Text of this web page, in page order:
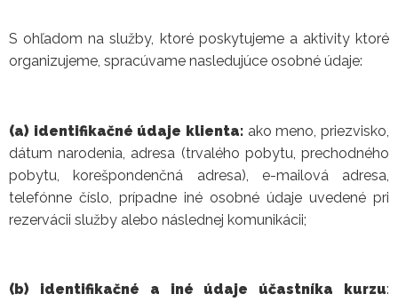
S ohľadom na služby, ktoré poskytujeme a aktivity ktoré
organizujeme, spracúvame nasledujúce osobné údaje:
(a) identifikačné údaje klienta: ako meno, priezvisko,
dátum narodenia, adresa (trvalého pobytu, prechodného
pobytu, korešpondenčná adresa), e-mailová adresa,
telefónne číslo, prípadne iné osobné údaje uvedené pri
rezervácii služby alebo následnej komunikácii;
(b) identifikačné a iné údaje účastníka kurzu: